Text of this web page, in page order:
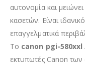
αυτονομία και
κασετών. Είναι
επαγγελματικά
Το canon pgi-580xxl
εκτυπωτές Canon των